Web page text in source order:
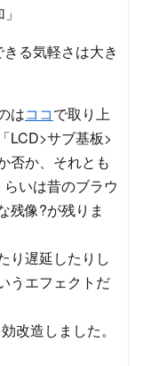
る気軽さは大き
はココで取り上
LCD>サブ基板>
否か、それとも
いは昔のブラウ
残像?が残りま
り遅延したりし
うエフェクトだ
改造しました。